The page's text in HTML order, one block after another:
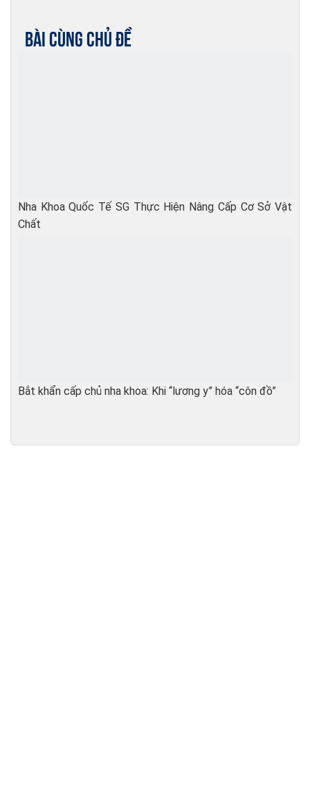
Bài cùng chủ đề
Nha Khoa Quốc Tế SG Thực Hiện Nâng Cấp Cơ Sở Vật
Chất
Bắt khẩn cấp chủ nha khoa: Khi “lương y” hóa “côn đồ”